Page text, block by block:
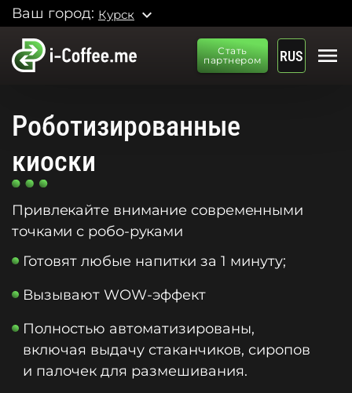
Ваш город: Курск expand_more
Стать
партнером
RUS menu
Роботизированные
киоски
Привлекайте внимание современными
точками с робо-руками
Готовят любые напитки за 1 минуту;
Вызывают WOW-эффект
Полностью автоматизированы,
включая выдачу стаканчиков, сиропов
и палочек для размешивания.